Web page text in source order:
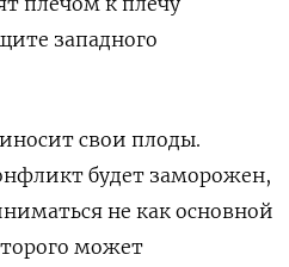
западного
свои плоды.
будет заморожен,
не как основной
может